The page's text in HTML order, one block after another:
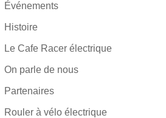
Événements
Histoire
Le Cafe Racer électrique
On parle de nous
Partenaires
Rouler à vélo électrique